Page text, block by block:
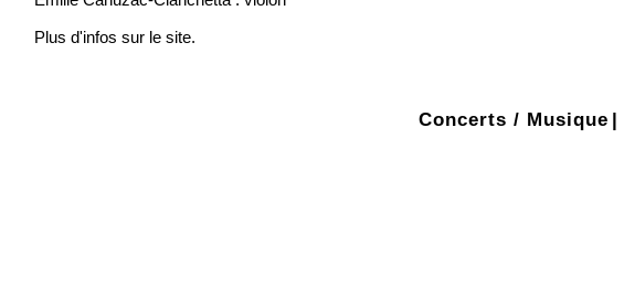
Plus d'infos sur le site.
Concerts / Musique |